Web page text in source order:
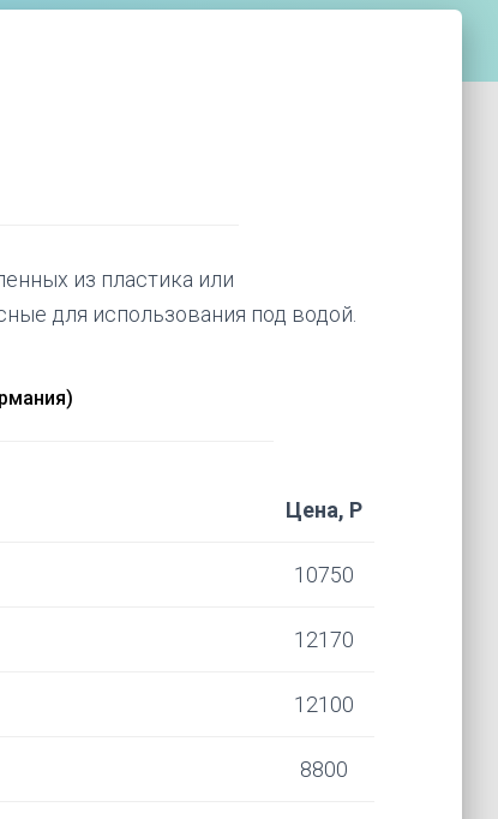
из пластика или
для использования под водой.
Цена, Р
10750
12170
12100
8800